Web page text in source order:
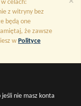
celach:
z witryny bez
będą one
że zawsze
w Polityce
jeśli nie masz konta